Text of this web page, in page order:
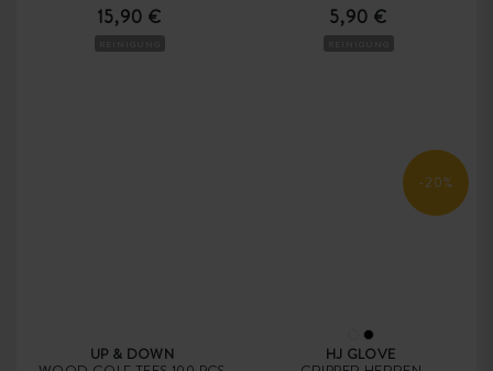
15,90 € 5,90 €
UP & DOWN
-20%
HJ GLOVE